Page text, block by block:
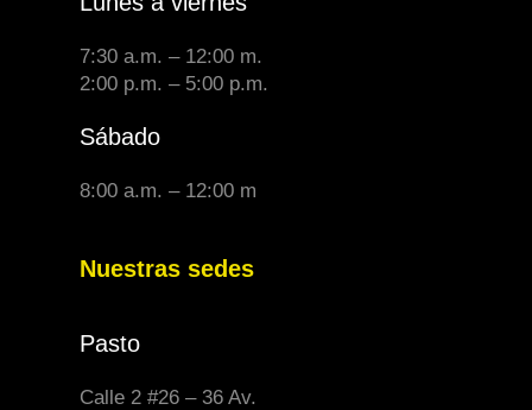
7:30 a.m. – 12:00 m.
2:00 p.m. – 5:00 p.m.
Sábado
8:00 a.m. – 12:00 m
Nuestras sedes
Pasto
Calle 2 #26 – 36 Av.